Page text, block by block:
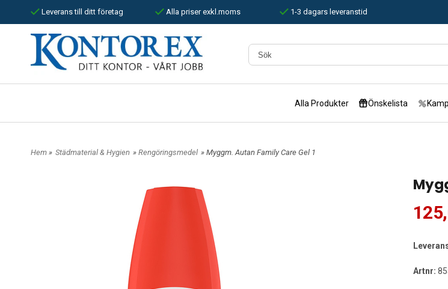
Leverans till ditt företag Alla priser exkl.moms 1-3 dagars leveranstid
Alla Produkter Önskelista
Hem » Städmaterial & Hygien » Rengöringsmedel » Myggm. Autan Family Care Gel 1
Artnr: